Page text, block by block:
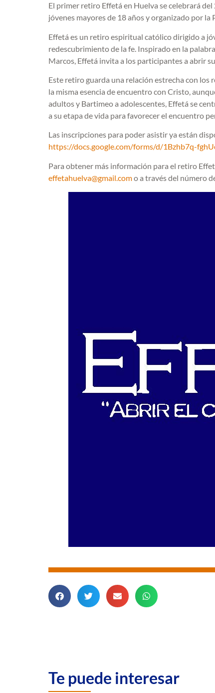
El primer retiro Effetá en Huelva se celebrará
jóvenes mayores de 18 años y organizado por la
Effetá es un retiro espiritual católico dirigido a
redescubrimiento de la fe. Inspirado en la
Marcos, Effetá invita a los participantes a abrir
Este retiro guarda una relación estrecha con
la misma esencia de encuentro con Cristo,
adultos y Bartimeo a adolescentes, Effetá se
a su etapa de vida para favorecer el encuentro
Las inscripciones para poder asistir ya están
https://docs.google.com/forms/d/1Bzhb7q-
Para obtener más información para el retiro
effetahuelva@gmail.como a través del número
Te puede interesar